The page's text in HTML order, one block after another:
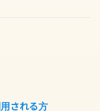
される方